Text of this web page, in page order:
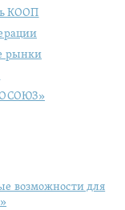
КООП
рынки
возможности для